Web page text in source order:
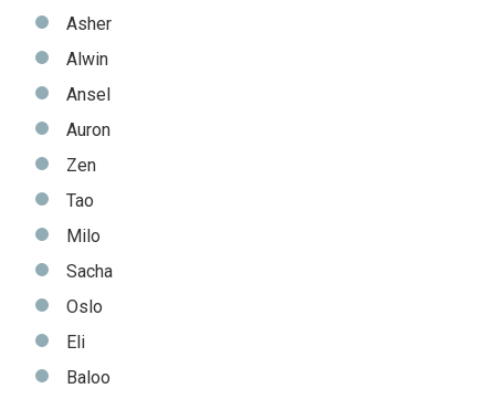
Asher
Alwin
Ansel
Auron
Zen
Tao
Milo
Sacha
Oslo
Eli
Baloo